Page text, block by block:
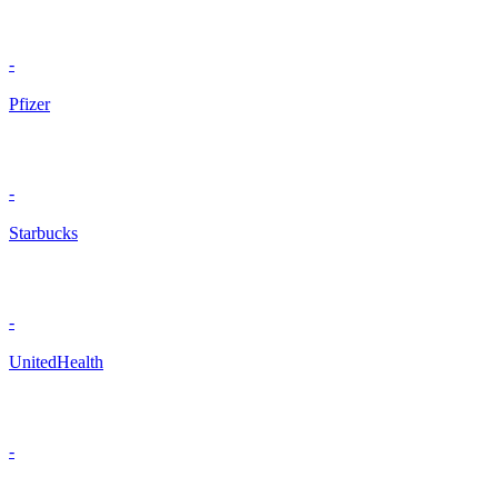
-
Pfizer
-
Starbucks
-
UnitedHealth
-